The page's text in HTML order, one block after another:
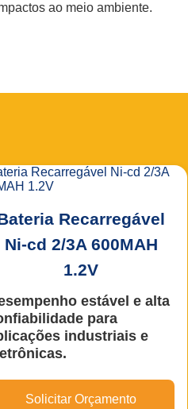
ao meio ambiente.
Recarregável
Ni-cd 2/3A 600MAH
1.2V
estável e alta
para
industriais e
(Ni-Cd) 2/3 A – 600mAh
foi desenvolvida para
Solicitar Orçamento